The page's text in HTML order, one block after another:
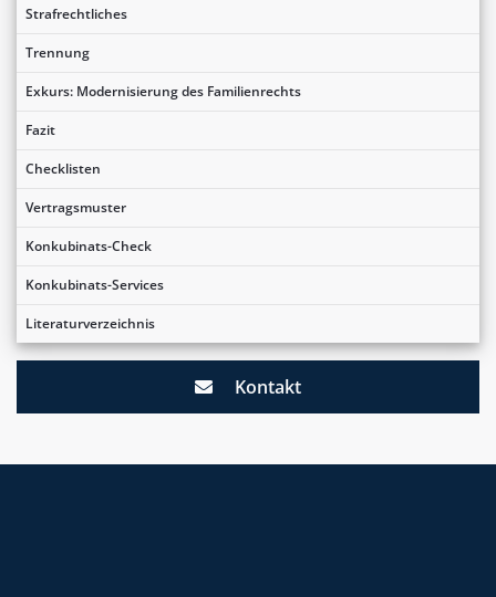
Strafrechtliches
Trennung
Exkurs: Modernisierung des Familienrechts
Fazit
Checklisten
Vertragsmuster
Konkubinats-Check
Konkubinats-Services
Literaturverzeichnis
Kontakt